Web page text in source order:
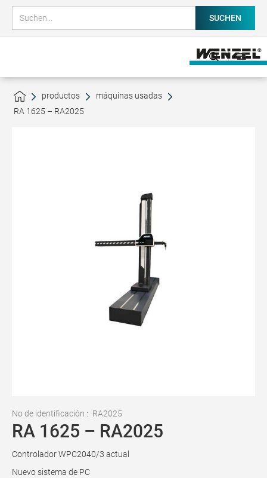
productos
máquinas usadas
RA 1625 – RA2025
No de identificación : RA2025
RA 1625 – RA2025
Controlador WPC2040/3 actual
Nuevo sistema de PC